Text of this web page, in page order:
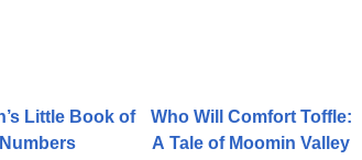
Little Book of
Numbers
Who Will Comfort Toffle:
A Tale of Moomin Valley